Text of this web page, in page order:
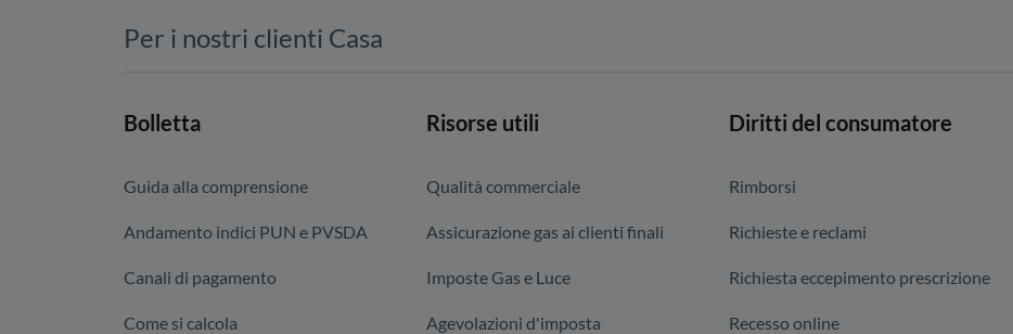
Per i nostri clienti Casa
Bolletta
Guida alla comprensione
Andamento indici PUN e PVSDA
Canali di pagamento
Come si calcola
Risorse utili
Qualità commerciale
Assicurazione gas ai clienti finali
Imposte Gas e Luce
Agevolazioni d'imposta
Diritti del consumatore
Rimborsi
Richieste e reclami
Richiesta eccepimento prescrizione
Recesso online